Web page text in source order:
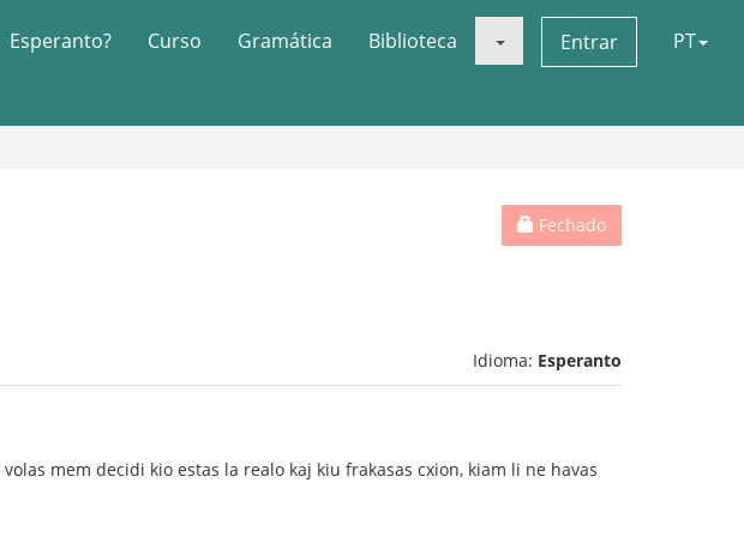
Esperanto? Curso Gramática Biblioteca Entrar PT
Fechado
Idioma: Esperanto
mem decidi kio estas la realo kaj kiu frakasas cxion, kiam li ne havas